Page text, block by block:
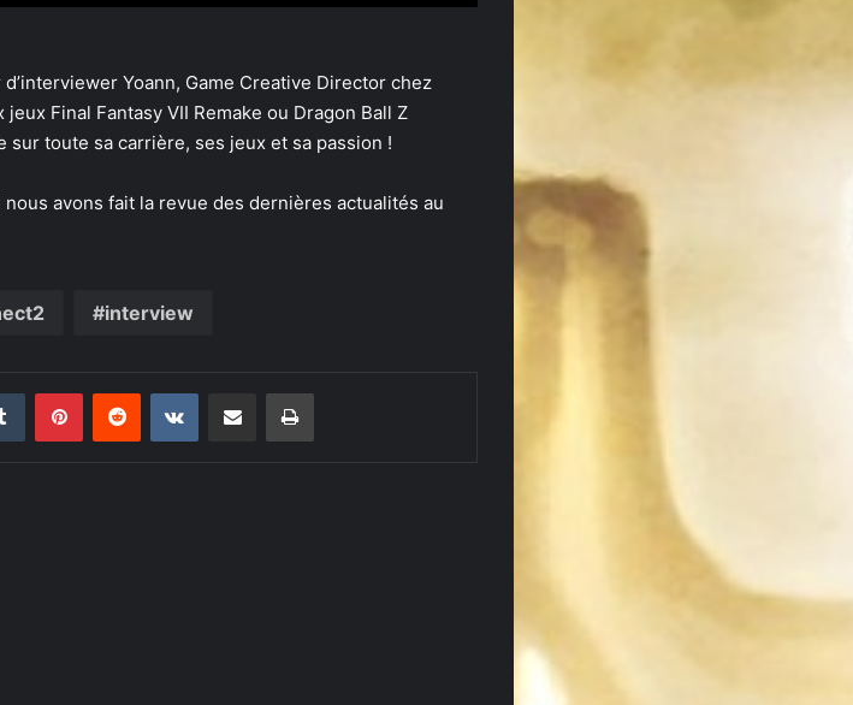
Yoann, Game Creative Director chez
Final Fantasy VII Remake ou Dragon Ball Z
sur toute sa carrière, ses jeux et sa passion !
avons fait la revue des dernières actualités au
interview
Tumblr PinterestReddit VKontaktePartager par email Imprimer